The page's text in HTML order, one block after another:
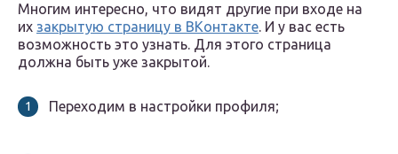
Многим интересно, что видят другие при входе на
их закрытую страницу в ВКонтакте. И у вас есть
возможность это узнать. Для этого страница
должна быть уже закрытой.
Переходим в настройки профиля;